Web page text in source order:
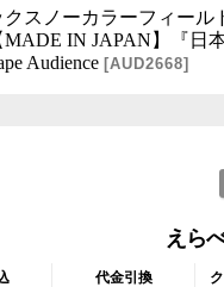
スノーカラーフィール
IN JAPAN】『日
Audience [AUD2668]
えら
代金引換